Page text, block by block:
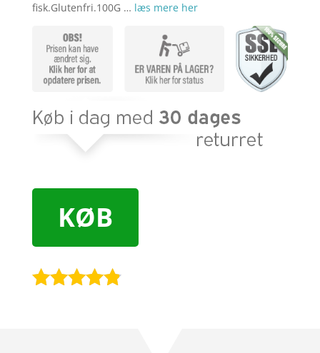
fisk.Glutenfri.100G … læs mere her
KØB